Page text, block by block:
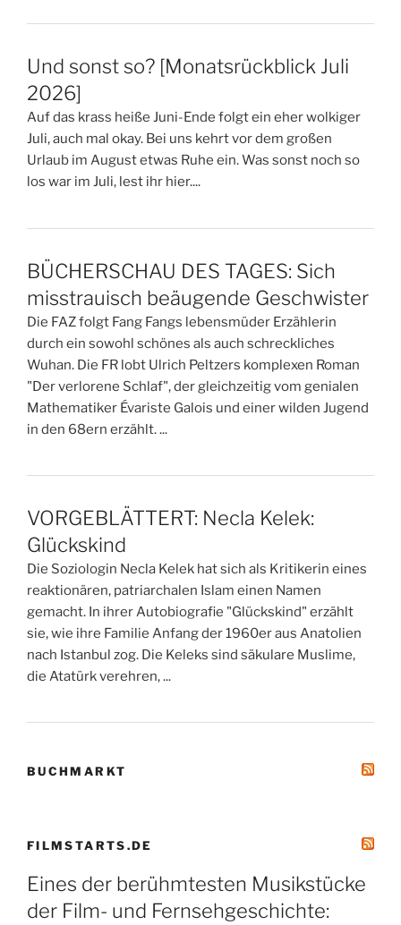
Und sonst so? [Monatsrückblick Juli
2026]
Auf das krass heiße Juni-Ende folgt ein eher wolkiger
Juli, auch mal okay. Bei uns kehrt vor dem großen
Urlaub im August etwas Ruhe ein. Was sonst noch so
los war im Juli, lest ihr hier....
BÜCHERSCHAU DES TAGES: Sich
misstrauisch beäugende Geschwister
Die FAZ folgt Fang Fangs lebensmüder Erzählerin
durch ein sowohl schönes als auch schreckliches
Wuhan. Die FR lobt Ulrich Peltzers komplexen Roman
"Der verlorene Schlaf", der gleichzeitig vom genialen
Mathematiker Évariste Galois und einer wilden Jugend
in den 68ern erzählt. ...
VORGEBLÄTTERT: Necla Kelek:
Glückskind
Die Soziologin Necla Kelek hat sich als Kritikerin eines
reaktionären, patriarchalen Islam einen Namen
gemacht. In ihrer Autobiografie "Glückskind" erzählt
sie, wie ihre Familie Anfang der 1960er aus Anatolien
nach Istanbul zog. Die Keleks sind säkulare Muslime,
die Atatürk verehren, ...
BUCHMARKT
FILMSTARTS.DE
Eines der berühmtesten Musikstücke
der Film- und Fernsehgeschichte: